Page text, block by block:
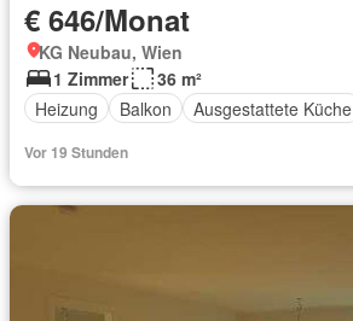
€ 646/Monat
KG Neubau, Wien
1 Zimmer
36 m²
Heizung
Balkon Ausgestattete Küche
Vor 19 Stunden